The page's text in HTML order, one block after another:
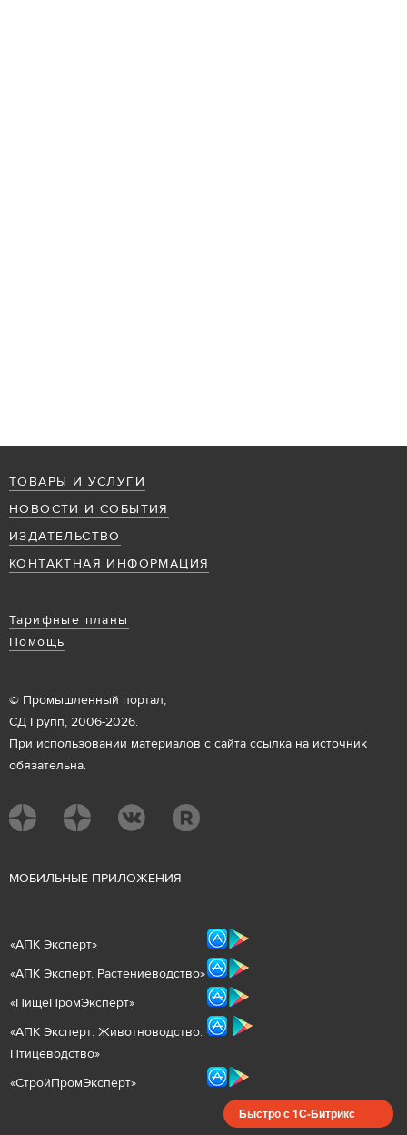
ТОВАРЫ И УСЛУГИ
НОВОСТИ И СОБЫТИЯ
ИЗДАТЕЛЬСТВО
КОНТАКТНАЯ ИНФОРМАЦИЯ
Тарифные планы
Помощь
© Промышленный портал,
СД Групп, 2006-2026.
При использовании материалов с сайта ссылка на источник
обязательна.
МОБИЛЬНЫЕ ПРИЛОЖЕНИЯ
«АПК Эксперт»
«АПК Эксперт. Растениеводство»
«ПищеПромЭксперт»
«АПК Эксперт: Животноводство.
Птицеводство»
«СтройПромЭксперт»
Быстро с 1С-Битрикс